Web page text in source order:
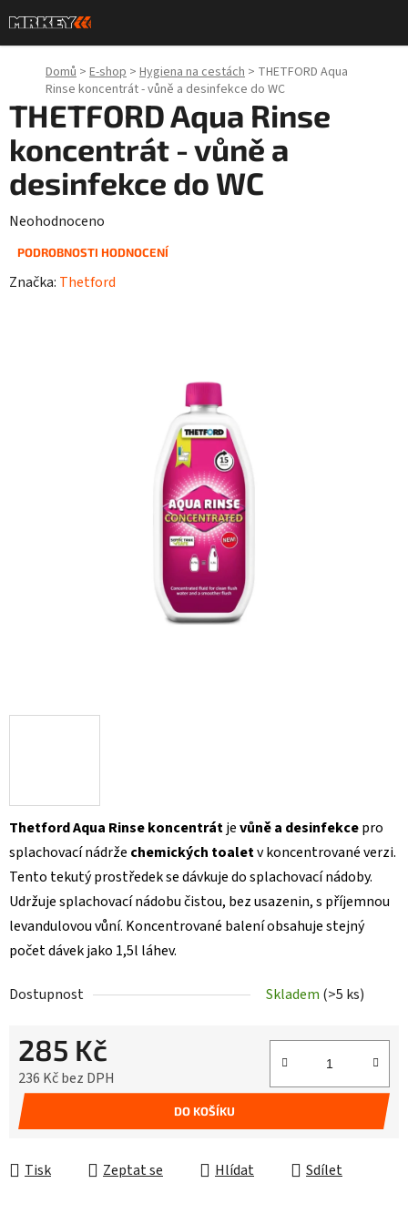
na
obsah
Domů > E-shop > Hygiena na cestách > THETFORD Aqua
Rinse koncentrát - vůně a desinfekce do WC
Thetford Aqua Rinse koncentrátjevůně a desinfekcepro
splachovací nádrže chemických toaletv koncentrované verzi.
Tento tekutý prostředek se dávkuje do splachovací nádoby.
Udržuje splachovací nádobu čistou, bez usazenin, s příjemnou
levandulovou vůní. Koncentrované balení obsahuje stejný
počet dávek jako 1,5l láhev.
Dostupnost Skladem (>5 ks)
285 Kč
236 Kč bez DPH
Měrná cena:
DO KOŠÍKU
Tisk Zeptat se Hlídat Sdílet
THETFORD Aqua Rinse
koncentrát - vůně a
desinfekce do WC
Průměrné
hodnocení
Neohodnoceno
PODROBNOSTI HODNOCENÍ
Značka: Thetford